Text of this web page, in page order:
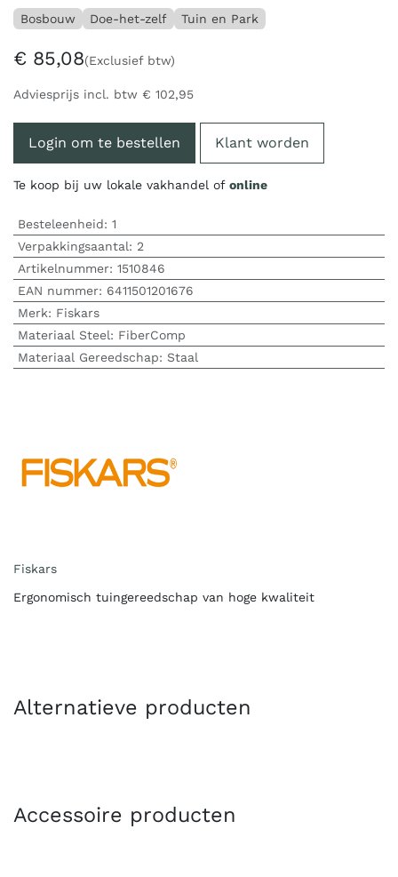
Bosbouw Doe-het-zelf Tuin en Park
€ 85,08(Exclusief btw)
Adviesprijs incl. btw € 102,95
Login om te bestellen Klant worden
Te koop bij uw lokale vakhandel of online
Besteleenheid: 1
Verpakkingsaantal: 2
Artikelnummer: 1510846
EAN nummer: 6411501201676
Merk: Fiskars
Materiaal Steel: FiberComp
Materiaal Gereedschap: Staal
Fiskars
Ergonomisch tuingereedschap van hoge kwaliteit
Alternatieve producten
Accessoire producten